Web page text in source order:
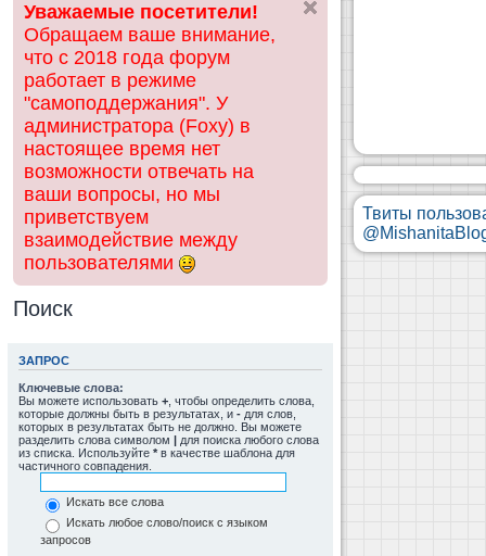
Уважаемые посетители!
Обращаем ваше внимание,
что с 2018 года форум
работает в режиме
"самоподдержания". У
администратора (Foxy) в
настоящее время нет
возможности отвечать на
ваши вопросы, но мы
приветствуем
взаимодействие между
пользователями
Поиск
ЗАПРОС
Ключевые слова:
Вы можете использовать + , чтобы определить слова,
которые должны быть в результатах, и - для слов,
которых в результатах быть не должно. Вы можете
разделить слова символом | для поиска любого слова
из списка. Используйте * в качестве шаблона для
частичного совпадения.
Искать все слова
Искать любое слово/поиск с языком
запросов
Твиты